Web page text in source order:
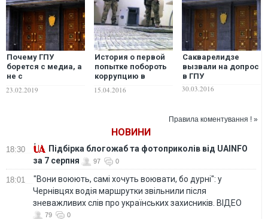
Почему ГПУ
борется с медиа, а
не с
прокурорами" в
23.02.2019
История о первой
попытке побороть
коррупцию в
руководстве
15.04.2016
Сакварелидзе
вызвали на допрос
в ГПУ
30.03.2016
Правила коментування ! »
НОВИНИ
18:30
Підбірка блогожаб та фотоприколів від UAINFO
за 7 серпня
97 0
18:01
"Вони воюють, самі хочуть воювати, бо дурні": у
Чернівцях водія маршрутки звільнили після
зневажливих слів про українських захисників. ВІДЕО
79 0